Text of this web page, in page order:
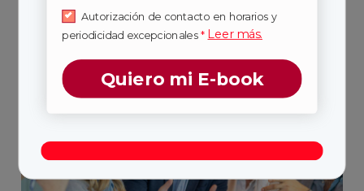
son universales y demandadas en industrias
Autorización de contacto en horarios y
periodicidad excepcionales * Leer más.
Quiero mi E-book